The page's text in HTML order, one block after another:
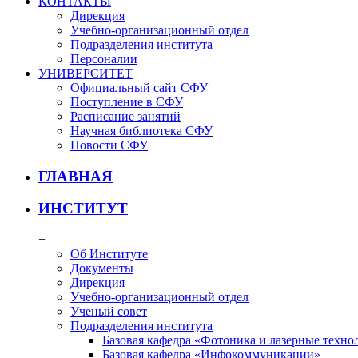
Дирекция
Учебно-организационный отдел
Подразделения института
Персоналии
УНИВЕРСИТЕТ
Официальный сайт СФУ
Поступление в СФУ
Расписание занятий
Научная библиотека СФУ
Новости СФУ
ГЛАВНАЯ
ИНСТИТУТ
+
Об Институте
Документы
Дирекция
Учебно-организационный отдел
Ученый совет
Подразделения института
Базовая кафедра «Фотоника и лазерные
Базовая кафедра «Инфокоммуникации»